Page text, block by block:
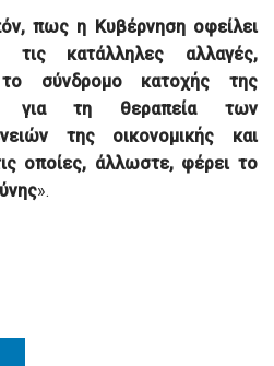
πως η Κυβέρνηση οφείλει
τις κατάλληλες αλλαγές,
σύνδρομο κατοχής της
για τη θεραπεία των
της οικονομικής και
οποίες, άλλωστε, φέρει το
».